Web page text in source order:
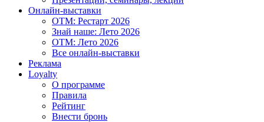
Онлайн-выставки
OTM: Рестарт 2026
Знай наше: Лето 2026
OTM: Лето 2026
Все онлайн-выставки
Реклама
Loyalty
О программе
Правила
Рейтинг
Внести бронь